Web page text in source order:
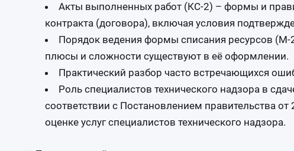
Акты выполненных работ (КС-2) – формы и
контракта (договора), включая условия
Порядок ведения формы списания ресурсов (М-
плюсы и сложности существуют в её оформлении.
Практический разбор часто встречающихся
Роль специалистов технического надзора в
соответствии с Постановлением правительства
оценке услуг специалистов технического надзора.